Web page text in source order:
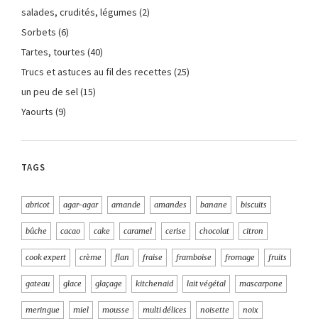
salades, crudités, légumes (2)
Sorbets (6)
Tartes, tourtes (40)
Trucs et astuces au fil des recettes (25)
un peu de sel (15)
Yaourts (9)
TAGS
abricot agar-agar amande amandes banane biscuits
bûche cacao cake caramel cerise chocolat citron
cook expert crème flan fraise framboise fromage fruits
gateau glace glaçage kitchenaid lait végétal mascarpone
meringue miel mousse multi délices noisette noix